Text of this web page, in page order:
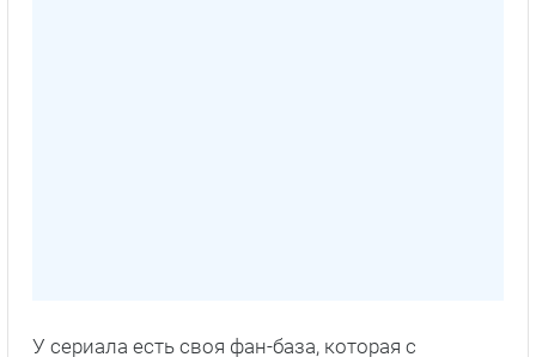
У сериала есть своя фан-база, которая с